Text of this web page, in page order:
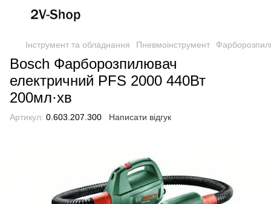
Інструмент та обладнання Пневмоінструмент
Bosch Фарборозпилювач
електричний PFS 2000 440Вт
200мл·хв
Артикул: 0.603.207.300 Написати відгук